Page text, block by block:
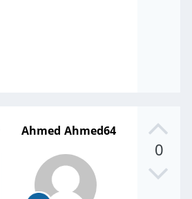
0
Ahmed Ahmed64